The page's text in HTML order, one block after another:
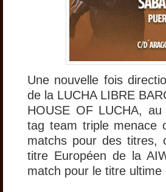
Une nouvelle fois
de la LUCHA LIBRE
HOUSE OF LUCHA,
tag team triple menace
matchs pour des titres,
titre Européen de la
match pour le titre ultime